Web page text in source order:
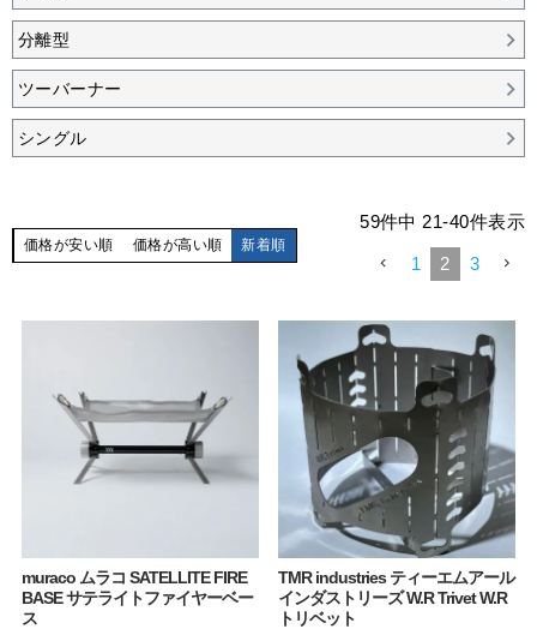
分離型
ツーバーナー
シングル
価格が安い順 価格が高い順 新着順
59件中 21-40件表示
1 2 3
muraco ムラコ SATELLITE FIRE
BASE サテライトファイヤーベー
ス
TMR industries ティーエムアール
インダストリーズ W.R Trivet W.R
トリベット